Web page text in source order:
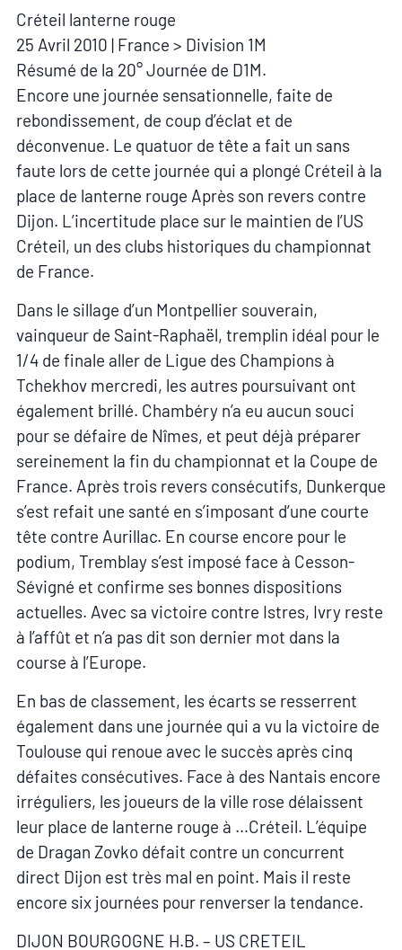
Créteil lanterne rouge
25 Avril 2010 | France > Division 1M
Résumé de la 20° Journée de D1M.
Encore une journée sensationnelle, faite de
rebondissement, de coup d’éclat et de
déconvenue. Le quatuor de tête a fait un sans
faute lors de cette journée qui a plongé Créteil à la
place de lanterne rouge Après son revers contre
Dijon. L’incertitude place sur le maintien de l’US
Créteil, un des clubs historiques du championnat
de France.
Dans le sillage d’un Montpellier souverain,
vainqueur de Saint-Raphaël, tremplin idéal pour le
1/4 de finale aller de Ligue des Champions à
Tchekhov mercredi, les autres poursuivant ont
également brillé. Chambéry n’a eu aucun souci
pour se défaire de Nîmes, et peut déjà préparer
sereinement la fin du championnat et la Coupe de
France. Après trois revers consécutifs, Dunkerque
s’est refait une santé en s’imposant d’une courte
tête contre Aurillac. En course encore pour le
podium, Tremblay s’est imposé face à Cesson-
Sévigné et confirme ses bonnes dispositions
actuelles. Avec sa victoire contre Istres, Ivry reste
à l’affût et n’a pas dit son dernier mot dans la
course à l’Europe.
En bas de classement, les écarts se resserrent
également dans une journée qui a vu la victoire de
Toulouse qui renoue avec le succès après cinq
défaites consécutives. Face à des Nantais encore
irréguliers, les joueurs de la ville rose délaissent
leur place de lanterne rouge à …Créteil. L’équipe
de Dragan Zovko défait contre un concurrent
direct Dijon est très mal en point. Mais il reste
encore six journées pour renverser la tendance.
DIJON BOURGOGNE H.B. – US CRETEIL